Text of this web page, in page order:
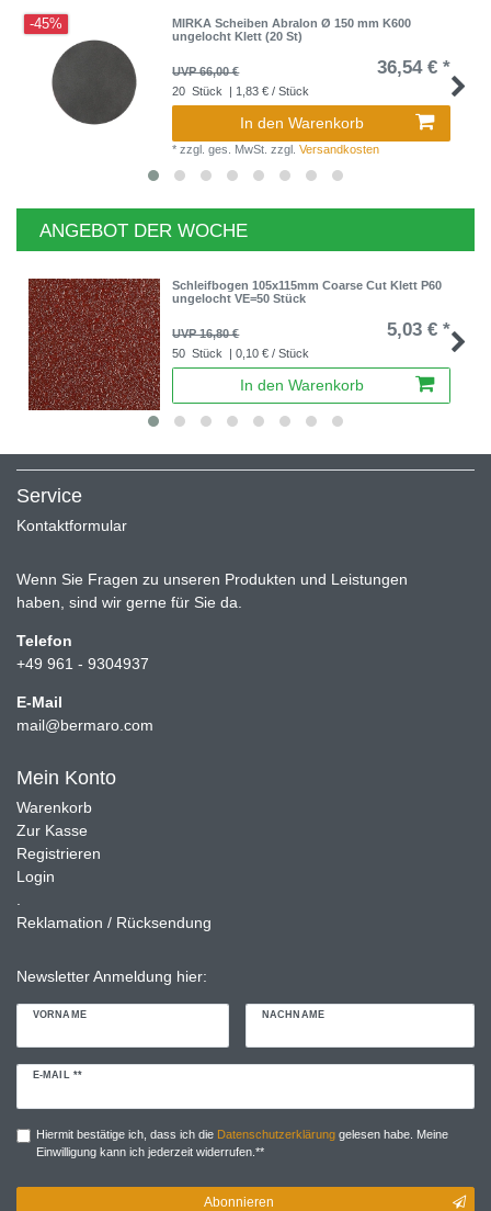
-45%
MIRKA Scheiben Abralon Ø 150 mm K600
ungelocht Klett (20 St)
UVP 66,00 € 36,54 € *
20 Stück | 1,83 € / Stück
In den Warenkorb
*zzgl. ges. MwSt. zzgl.Versandkosten
ANGEBOT DER WOCHE
Schleifbogen 105x115mm Coarse Cut Klett P60
ungelocht VE=50 Stück
UVP 16,80 € 5,03 € *
50 Stück | 0,10 € / Stück
In den Warenkorb
Service
Kontaktformular
Wenn Sie Fragen zu unseren Produkten und Leistungen
haben, sind wir gerne für Sie da.
Telefon
+49 961 - 9304937
E-Mail
mail@bermaro.com
Mein Konto
Warenkorb
Zur Kasse
Registrieren
Login
Reklamation / Rücksendung
Newsletter Anmeldung hier:
VORNAME NACHNAME
E-MAIL **
Newsletter
Hiermit bestätige ich, dass ich die Daten­schutz­erklärunggelesen habe. Meine
Einwilligung kann ich jederzeit widerrufen.**
Abonnieren